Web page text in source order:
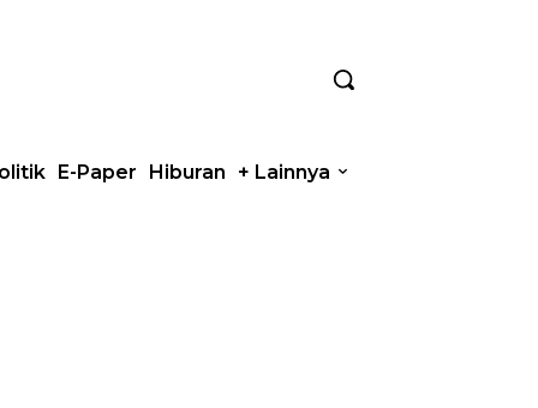
E-Paper Hiburan + Lainnya